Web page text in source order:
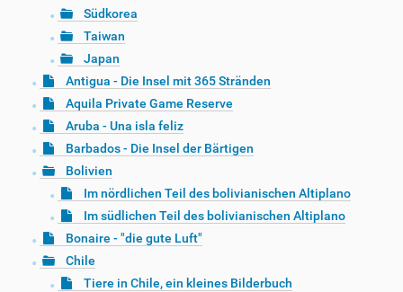
Südkorea
Taiwan
Japan
Antigua - Die Insel mit 365 Stränden
Aquila Private Game Reserve
Aruba - Una isla feliz
Barbados - Die Insel der Bärtigen
Bolivien
Im nördlichen Teil des bolivianischen Altiplano
Im südlichen Teil des bolivianischen Altiplano
Bonaire - "die gute Luft"
Chile
Tiere in Chile, ein kleines Bilderbuch